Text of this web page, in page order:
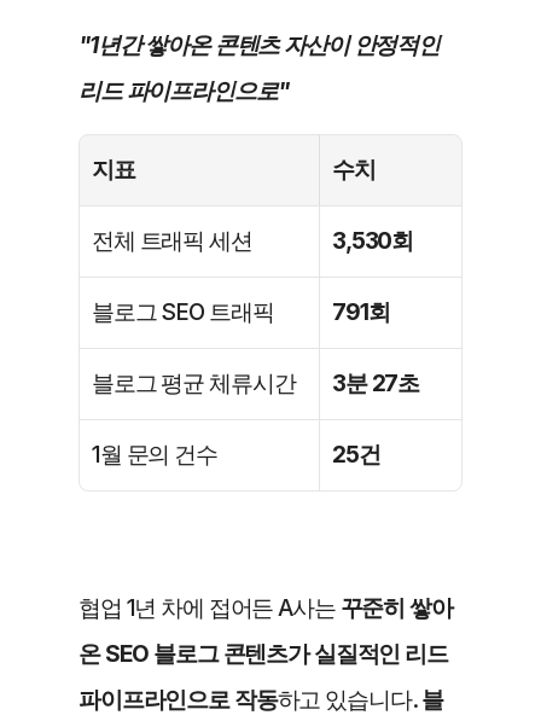
"1년간 쌓아온 콘텐츠 자산이 안정적인
리드 파이프라인으로"
지표 수치
전체 트래픽 세션 3,530회
블로그 SEO 트래픽 791회
블로그 평균 체류시간 3분 27초
1월 문의 건수 25건
협업 1년 차에 접어든 A사는 꾸준히 쌓아
온 SEO 블로그 콘텐츠가 실질적인 리드
파이프라인으로 작동하고 있습니다. 블